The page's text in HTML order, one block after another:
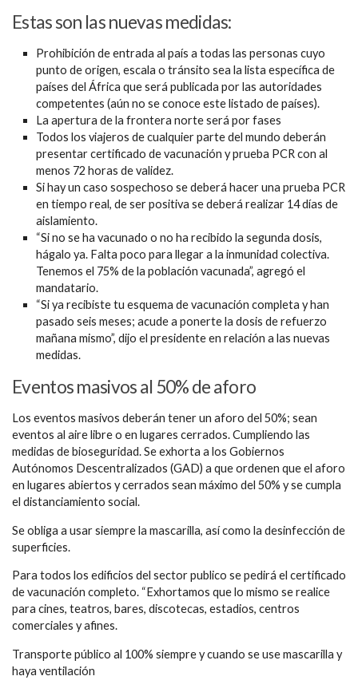
Estas son las nuevas medidas:
Prohibición de entrada al país a todas las personas cuyo
punto de origen, escala o tránsito sea la lista específica de
países del África que será publicada por las autoridades
competentes (aún no se conoce este listado de países).
La apertura de la frontera norte será por fases
Todos los viajeros de cualquier parte del mundo deberán
presentar certificado de vacunación y prueba PCR con al
menos 72 horas de validez.
Si hay un caso sospechoso se deberá hacer una prueba PCR
en tiempo real, de ser positiva se deberá realizar 14 días de
aislamiento.
“Si no se ha vacunado o no ha recibido la segunda dosis,
hágalo ya. Falta poco para llegar a la inmunidad colectiva.
Tenemos el 75% de la población vacunada”, agregó el
mandatario.
“Si ya recibiste tu esquema de vacunación completa y han
pasado seis meses; acude a ponerte la dosis de refuerzo
mañana mismo”, dijo el presidente en relación a las nuevas
medidas.
Eventos masivos al 50% de aforo
Los eventos masivos deberán tener un aforo del 50%; sean
eventos al aire libre o en lugares cerrados. Cumpliendo las
medidas de bioseguridad. Se exhorta a los Gobiernos
Autónomos Descentralizados (GAD) a que ordenen que el aforo
en lugares abiertos y cerrados sean máximo del 50% y se cumpla
el distanciamiento social.
Se obliga a usar siempre la mascarilla, así como la desinfección de
superficies.
Para todos los edificios del sector publico se pedirá el certificado
de vacunación completo. “Exhortamos que lo mismo se realice
para cines, teatros, bares, discotecas, estadios, centros
comerciales y afines.
Transporte público al 100% siempre y cuando se use mascarilla y
haya ventilación